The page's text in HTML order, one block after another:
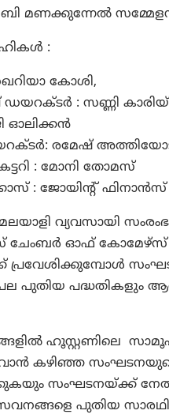
മണക്കുന്നേൽ
:
കോശി,
ഡയറക്ടർ : സണ്ണി
ഓലിക്കൻ
രമേഷ്
: മോനി തോമസ്
: ജോയിന്റ്
വ്യവസായി
ഓഫ് കോമേഴ്‌സ്
പ്രവേശിക്കുമ്പോൾ
പുതിയ പദ്ധതികളും
ഹൂസ്റ്റണിലെ
കഴിഞ്ഞ
സംഘടനയ്ക്ക്
പുതിയ